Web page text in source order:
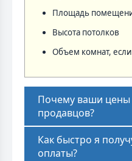
Площадь
Высота потолков
Объем комнат,
Почему ваши цены
продавцов?
Как быстро я
оплаты?